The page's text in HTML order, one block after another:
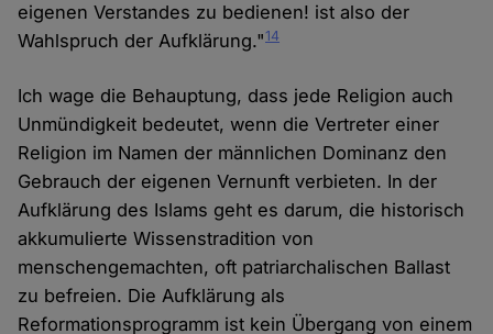
eigenen Verstandes zu bedienen! ist also der
Wahlspruch der Aufklärung."14
Ich wage die Behauptung, dass jede Religion auch
Unmündigkeit bedeutet, wenn die Vertreter einer
Religion im Namen der männlichen Dominanz den
Gebrauch der eigenen Vernunft verbieten. In der
Aufklärung des Islams geht es darum, die historisch
akkumulierte Wissenstradition von
menschengemachten, oft patriarchalischen Ballast
zu befreien. Die Aufklärung als
Reformationsprogramm ist kein Übergang von einem